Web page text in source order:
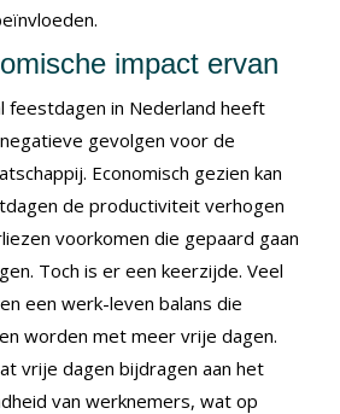
impact ervan
feestdagen in Nederland heeft
gevolgen voor de
Economisch gezien kan
de productiviteit verhogen
voorkomen die gepaard gaan
Toch is er een keerzijde. Veel
een werk-leven balans die
worden met meer vrije dagen.
vrije dagen bijdragen aan het
van werknemers, wat op